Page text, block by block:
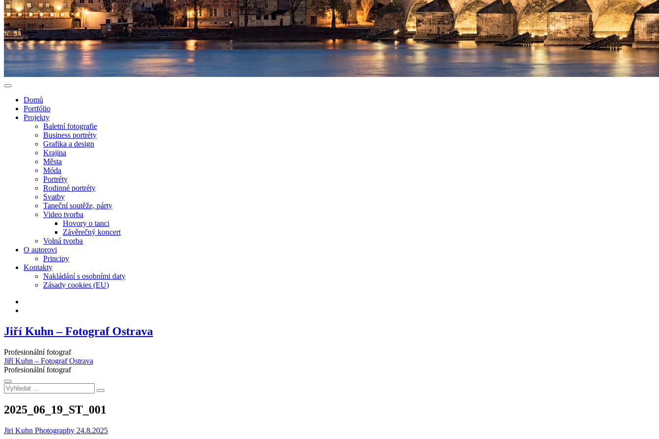
Domů
Portfólio
Projekty
Baletní fotografie
Business portréty
Grafika a design
Krajina
Města
Móda
Portréty
Rodinné portréty
Svatby
Taneční soutěže, párty
Video tvorba
Hovory o tanci
Závěrečný koncert
Volná tvorba
O autorovi
Principy
Kontakty
Nakládání s osobními daty
Zásady cookies (EU)
Jiří Kuhn – Fotograf Ostrava
Profesionální fotograf
Jiří Kuhn – Fotograf Ostrava
Profesionální fotograf
Vyhledat
…
2025_06_19_ST_001
Jiri Kuhn Photography 24.8.2025